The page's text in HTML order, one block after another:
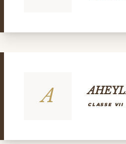
A CLASSE VII